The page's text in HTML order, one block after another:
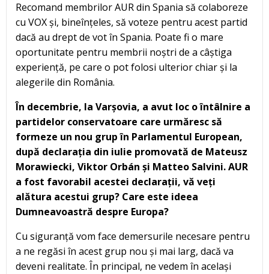
Recomand membrilor AUR din Spania să colaboreze
cu VOX și, bineînțeles, să voteze pentru acest partid
dacă au drept de vot în Spania. Poate fi o mare
oportunitate pentru membrii noștri de a câștiga
experiență, pe care o pot folosi ulterior chiar și la
alegerile din România.
În decembrie, la Varșovia, a avut loc o întâlnire a
partidelor conservatoare care urmăresc să
formeze un nou grup în Parlamentul European,
după declarația din iulie promovată de Mateusz
Morawiecki, Viktor Orbán și Matteo Salvini.AUR
a fost favorabil acestei declarații, vă veți
alătura acestui grup? Care este ideea
Dumneavoastră despre Europa?
Cu siguranță vom face demersurile necesare pentru
a ne regăsi în acest grup nou și mai larg, dacă va
deveni realitate. În principal, ne vedem în același